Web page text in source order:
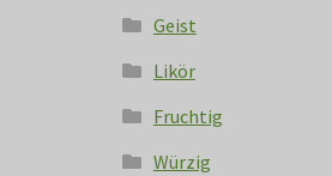
Geist
Likör
Fruchtig
Würzig